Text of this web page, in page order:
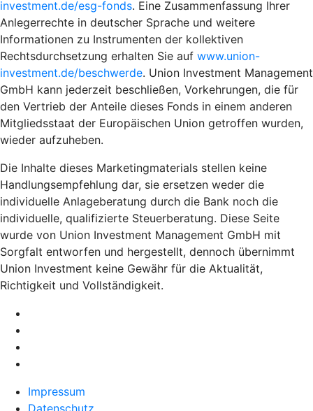
investment.de/esg-fonds. Eine Zusammenfassung Ihrer
Anlegerrechte in deutscher Sprache und weitere
Informationen zu Instrumenten der kollektiven
Rechtsdurchsetzung erhalten Sie auf www.union-
investment.de/beschwerde. Union Investment Management
GmbH kann jederzeit beschließen, Vorkehrungen, die für
den Vertrieb der Anteile dieses Fonds in einem anderen
Mitgliedsstaat der Europäischen Union getroffen wurden,
wieder aufzuheben.
Die Inhalte dieses Marketingmaterials stellen keine
Handlungsempfehlung dar, sie ersetzen weder die
individuelle Anlageberatung durch die Bank noch die
individuelle, qualifizierte Steuerberatung. Diese Seite
wurde von Union Investment Management GmbH mit
Sorgfalt entworfen und hergestellt, dennoch übernimmt
Union Investment keine Gewähr für die Aktualität,
Richtigkeit und Vollständigkeit.
Impressum
Datenschutz